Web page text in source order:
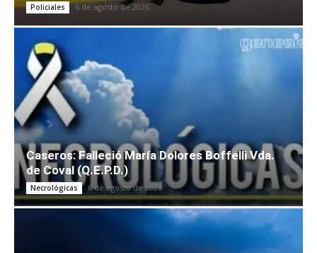
Policiales 6 de agosto de 2026
Caseros: Falleció María Dolores Boffelli Vda.
de Coval (Q.E.P.D.)
Necrológicas 6 de agosto de 2026